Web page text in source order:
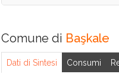
Comune di Başkale
Dati di Sintesi Consumi